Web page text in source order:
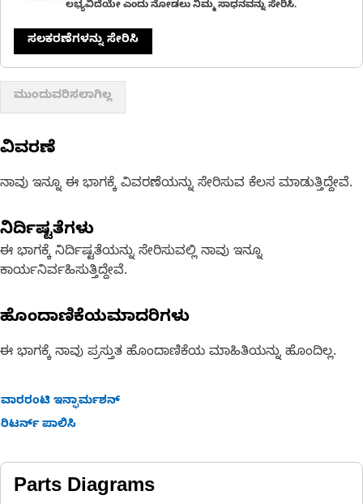
ಲಭ್ಯವಿದೆಯೇ ಎಂದು ನೋಡಲು ನಿಮ್ಮ ಸಾಧನವನ್ನು ಸೇರಿಸಿ.
ಸಲಕರಣೆಗಳನ್ನು ಸೇರಿಸಿ
ಮುಂದುವರಿಸಲಾಗಿಲ್ಲ
ವಿವರಣೆ
ನಾವು ಇನ್ನೂ ಈ ಭಾಗಕ್ಕೆ ವಿವರಣೆಯನ್ನು ಸೇರಿಸುವ ಕೆಲಸ ಮಾಡುತ್ತಿದ್ದೇವೆ.
ನಿರ್ದಿಷ್ಟತೆಗಳು
ಈ ಭಾಗಕ್ಕೆ ನಿರ್ದಿಷ್ಟತೆಯನ್ನು ಸೇರಿಸುವಲ್ಲಿ ನಾವು ಇನ್ನೂ
ಕಾರ್ಯನಿರ್ವಹಿಸುತ್ತಿದ್ದೇವೆ.
ಹೊಂದಾಣಿಕೆಯಮಾದರಿಗಳು
ಈ ಭಾಗಕ್ಕೆ ನಾವು ಪ್ರಸ್ತುತ ಹೊಂದಾಣಿಕೆಯ ಮಾಹಿತಿಯನ್ನು ಹೊಂದಿಲ್ಲ.
ವಾರರಂಟಿ ಇನ್ಫಾರ್ಮಶನ್
ರಿಟರ್ನ್ ಪಾಲಿಸಿ
Parts Diagrams